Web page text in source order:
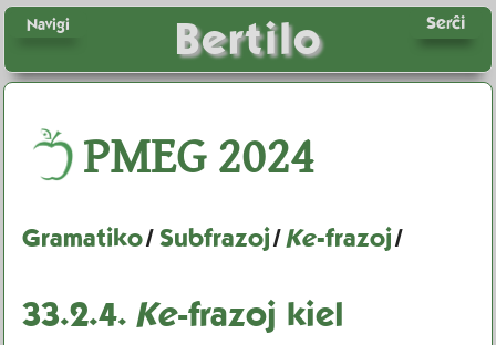
Bertilo Serĉi
Navigi
PMEG2024
Gramatiko/ Subfrazoj/Ke-frazoj/
33.2.4. Ke-frazoj kiel